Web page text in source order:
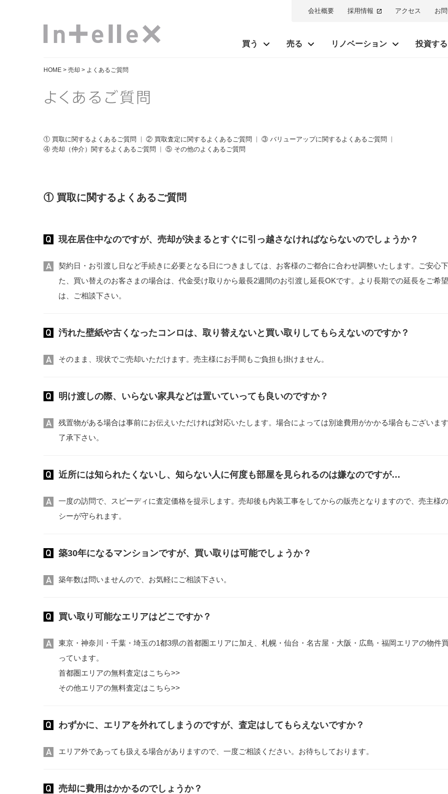
会社概要 採用情報 アクセス お
買う 売る リノベーション 投資する
HOME > 売却 > よくあるご質問
① 買取に関するよくあるご質問 ② 買取査定に関するよくあるご質問
③ バリューアップに関するよくあるご質問
④ 売却（仲介）関するよくあるご質問
⑤ その他のよくあるご質問
① 買取に関するよくあるご質問
現在居住中なのですが、売却が決まるとすぐに引っ越さなければならないのでしょうか？
契約日・お引渡し日など手続きに必要となる日につきましては、お客様のご都合に合わせ調整いたします。ご安心
た、買い替えのお客さまの場合は、代金受け取りから最長2週間のお引渡し延長OKです。より長期での延長をご希
は、ご相談下さい。
汚れた壁紙や古くなったコンロは、取り替えないと買い取りしてもらえないのですか？
そのまま、現状でご売却いただけます。売主様にお手間もご負担も掛けません。
明け渡しの際、いらない家具などは置いていっても良いのですか？
残置物がある場合は事前にお伝えいただければ対応いたします。場合によっては別途費用がかかる場合もございま
了承下さい。
近所には知られたくないし、知らない人に何度も部屋を見られるのは嫌なのですが…
一度の訪問で、スピーディに査定価格を提示します。売却後も内装工事をしてからの販売となりますので、売主様
シーが守られます。
築30年になるマンションですが、買い取りは可能でしょうか？
築年数は問いませんので、お気軽にご相談下さい。
買い取り可能なエリアはどこですか？
東京・神奈川・千葉・埼玉の1都3県の首都圏エリアに加え、札幌・仙台・名古屋・大阪・広島・福岡エリアの物件
っています。
首都圏エリアの無料査定はこちら>>
その他エリアの無料査定はこちら>>
わずかに、エリアを外れてしまうのですが、査定はしてもらえないですか？
エリア外であっても扱える場合がありますので、一度ご相談ください。お待ちしております。
売却に費用はかかるのでしょうか？